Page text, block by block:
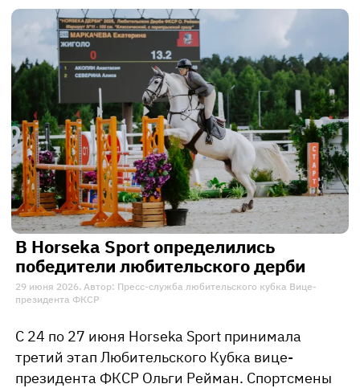
В Horseka Sport определились
победители любительского дерби
29 июня 2026. Автор: Пресс-служба любительского кубка Вице-
президента ФКСР
С 24 по 27 июня Horseka Sport принимала
третий этап Любительского Кубка вице-
президента ФКСР Ольги Рейман. Спортсмены